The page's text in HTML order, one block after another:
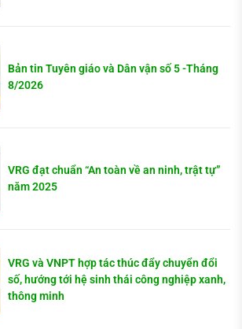
Bản tin Tuyên giáo và Dân vận số 5 -Tháng
8/2026
VRG đạt chuẩn “An toàn về an ninh, trật tự”
năm 2025
VRG và VNPT hợp tác thúc đẩy chuyển đổi
số, hướng tới hệ sinh thái công nghiệp xanh,
thông minh